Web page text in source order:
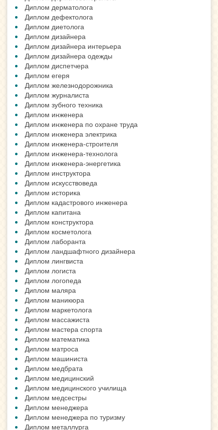
Диплом дерматолога
Диплом дефектолога
Диплом диетолога
Диплом дизайнера
Диплом дизайнера интерьера
Диплом дизайнера одежды
Диплом диспетчера
Диплом егеря
Диплом железнодорожника
Диплом журналиста
Диплом зубного техника
Диплом инженера
Диплом инженера по охране труда
Диплом инженера электрика
Диплом инженера-строителя
Диплом инженера-технолога
Диплом инженера-энергетика
Диплом инструктора
Диплом искусствоведа
Диплом историка
Диплом кадастрового инженера
Диплом капитана
Диплом конструктора
Диплом косметолога
Диплом лаборанта
Диплом ландшафтного дизайнера
Диплом лингвиста
Диплом логиста
Диплом логопеда
Диплом маляра
Диплом маникюра
Диплом маркетолога
Диплом массажиста
Диплом мастера спорта
Диплом математика
Диплом матроса
Диплом машиниста
Диплом медбрата
Диплом медицинский
Диплом медицинского училища
Диплом медсестры
Диплом менеджера
Диплом менеджера по туризму
Диплом металлурга